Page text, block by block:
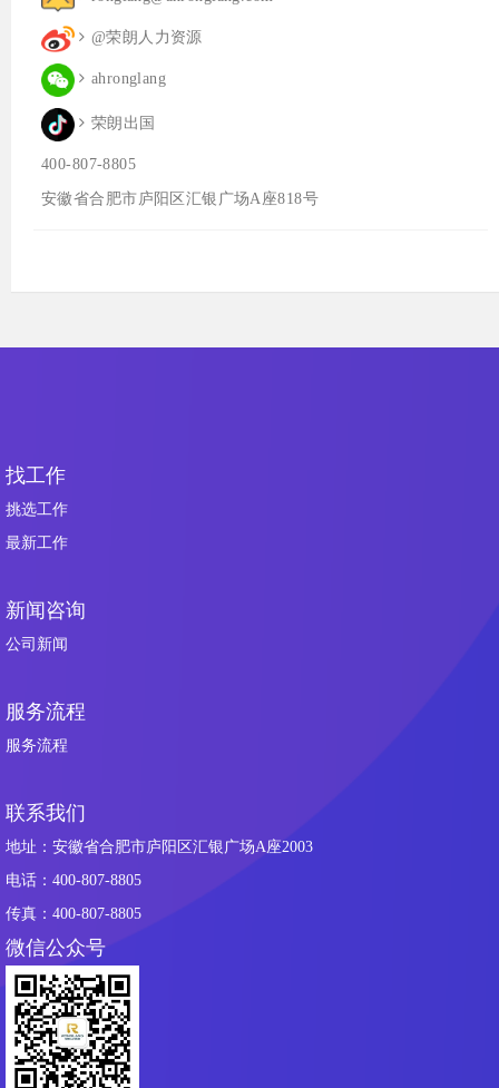
@荣朗人力资源
ahronglang
荣朗出国
400-807-8805
安徽省合肥市庐阳区汇银广场A座818号
找工作
挑选工作
最新工作
新闻咨询
公司新闻
服务流程
服务流程
联系我们
地址：安徽省合肥市庐阳区汇银广场A座2003
电话：400-807-8805
传真：400-807-8805
微信公众号